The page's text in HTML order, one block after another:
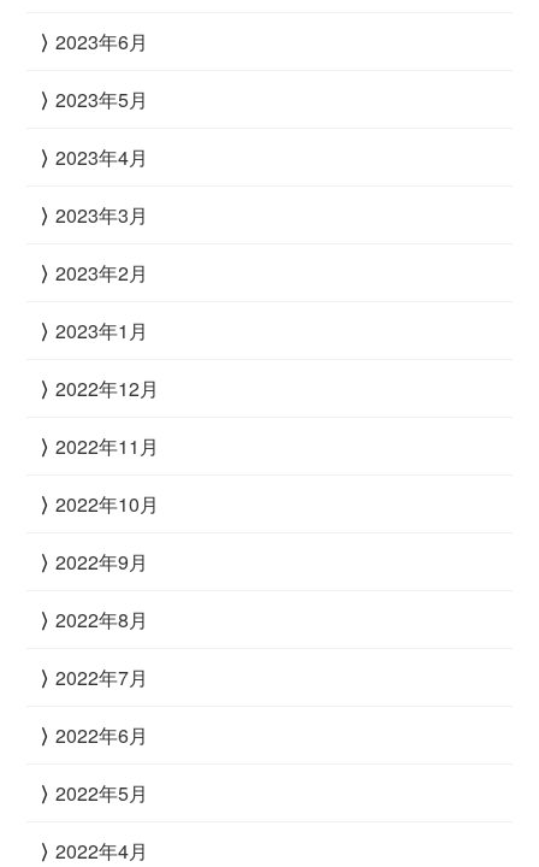
2023年6月
2023年5月
2023年4月
2023年3月
2023年2月
2023年1月
2022年12月
2022年11月
2022年10月
2022年9月
2022年8月
2022年7月
2022年6月
2022年5月
2022年4月